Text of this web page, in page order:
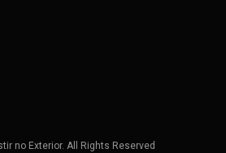
no Exterior. All Rights Reserved